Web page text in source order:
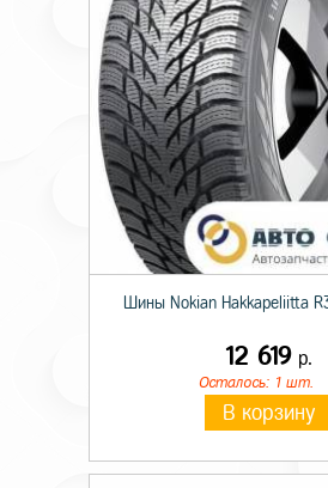
Шины Nokian Hakkapeliitta
12 619р.
Осталось: 1 шт.
В корзину